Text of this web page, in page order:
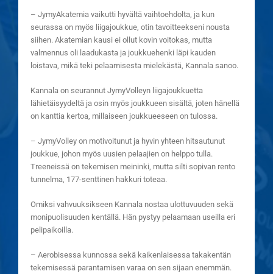
– JymyAkatemia vaikutti hyvältä vaihtoehdolta, ja kun
seurassa on myös liigajoukkue, otin tavoitteekseni nousta
siihen. Akatemian kausi ei ollut kovin voitokas, mutta
valmennus oli laadukasta ja joukkuehenki läpi kauden
loistava, mikä teki pelaamisesta mielekästä, Kannala sanoo.
Kannala on seurannut JymyVolleyn liigajoukkuetta
lähietäisyydeltä ja osin myös joukkueen sisältä, joten hänellä
on kanttia kertoa, millaiseen joukkueeseen on tulossa.
– JymyVolley on motivoitunut ja hyvin yhteen hitsautunut
joukkue, johon myös uusien pelaajien on helppo tulla.
Treeneissä on tekemisen meininki, mutta silti sopivan rento
tunnelma, 177-senttinen hakkuri toteaa.
Omiksi vahvuuksikseen Kannala nostaa ulottuvuuden sekä
monipuolisuuden kentällä. Hän pystyy pelaamaan useilla eri
pelipaikoilla.
– Aerobisessa kunnossa sekä kaikenlaisessa takakentän
tekemisessä parantamisen varaa on sen sijaan enemmän.